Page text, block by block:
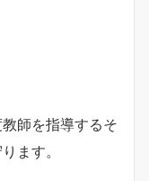
師を指導するそ
ます。